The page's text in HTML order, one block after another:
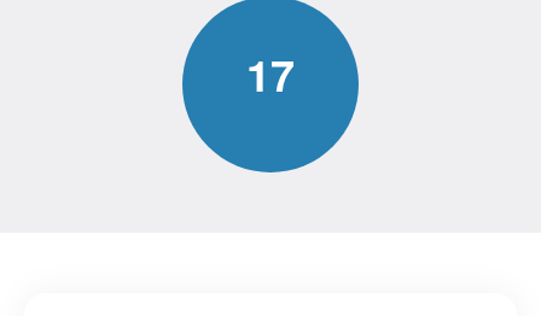
(восстановление) тепловизора Fortuna
Восстановление после попадания влаги
тепловизора Fortuna
Ремонт Wi-Fi тепловизора Fortuna
Ремонт разъема тепловизора Fortuna
17